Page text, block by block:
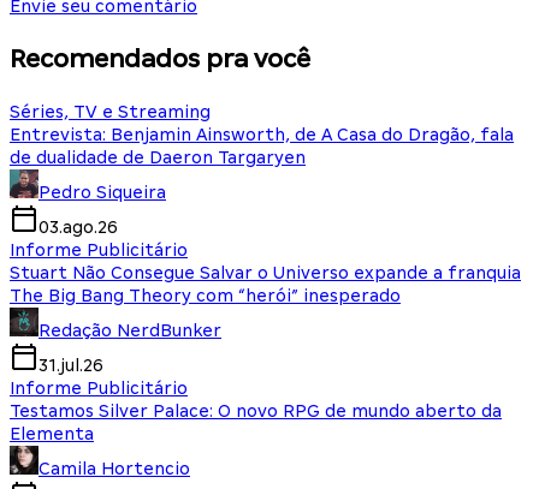
Envie seu comentário
Recomendados pra você
Séries, TV e Streaming
Entrevista: Benjamin Ainsworth, de A Casa do Dragão, fala
de dualidade de Daeron Targaryen
Pedro Siqueira
03.ago.26
Informe Publicitário
Stuart Não Consegue Salvar o Universo expande a franquia
The Big Bang Theory com “herói” inesperado
Redação NerdBunker
31.jul.26
Informe Publicitário
Testamos Silver Palace: O novo RPG de mundo aberto da
Elementa
Camila Hortencio